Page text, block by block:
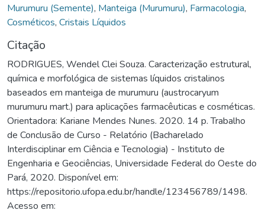
Murumuru (Semente), Manteiga (Murumuru), Farmacologia,
Cosméticos, Cristais Líquidos
Citação
RODRIGUES, Wendel Clei Souza. Caracterização estrutural,
química e morfológica de sistemas líquidos cristalinos
baseados em manteiga de murumuru (austrocaryum
murumuru mart.) para aplicações farmacêuticas e cosméticas.
Orientadora: Kariane Mendes Nunes. 2020. 14 p. Trabalho
de Conclusão de Curso - Relatório (Bacharelado
Interdisciplinar em Ciência e Tecnologia) - Instituto de
Engenharia e Geociências, Universidade Federal do Oeste do
Pará, 2020. Disponível em:
https://repositorio.ufopa.edu.br/handle/123456789/1498.
Acesso em: